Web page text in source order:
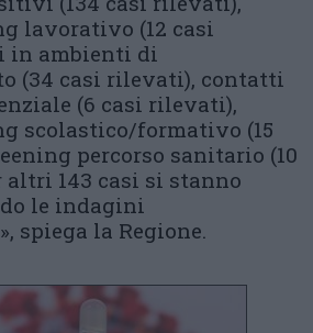
lavorativo (12 casi
in ambienti di
(34 casi rilevati), contatti
(6 casi rilevati),
scolastico/formativo (15
percorso sanitario (10
143 casi si stanno
le indagini
spiega la Regione.